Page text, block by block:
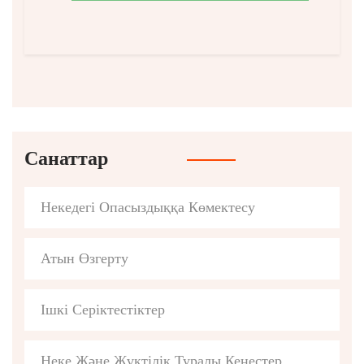
Санаттар
Некедегі Опасыздыққа Көмектесу
Атын Өзгерту
Ішкі Серіктестіктер